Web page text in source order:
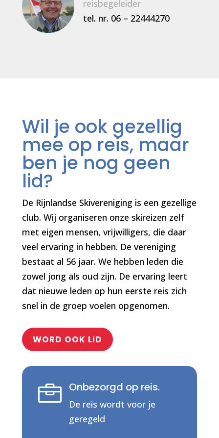
reisbegeleider
tel. nr. 06 – 22444270
Wil je ook gezellig
mee op reis, maar
ben je nog geen
lid?
De Rijnlandse Skivereniging is een gezellige
club. Wij organiseren onze skireizen zelf
met eigen mensen, vrijwilligers, die daar
veel ervaring in hebben. De vereniging
bestaat al 56 jaar. We hebben leden die
zowel jong als oud zijn. De ervaring leert
dat nieuwe leden op hun eerste reis zich
snel in de groep voelen opgenomen.
WORD OOK LID
 Onbezorgd op reis.
De reis wordt voor je
geregeld